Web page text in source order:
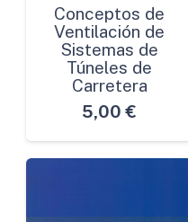
Conceptos de
Ventilación de
Sistemas de
Túneles de
Carretera
5,00 €